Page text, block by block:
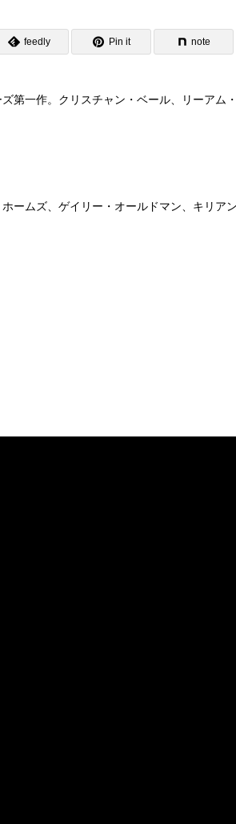
feedly Pin it note
第一作。クリスチャン・ベール、リーアム
ームズ、ゲイリー・オールドマン、キリア